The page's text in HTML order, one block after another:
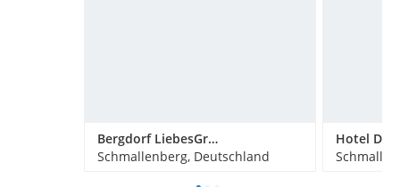
Bergdorf LiebesGrün
Schmallenberg, Deutschland
Hotel